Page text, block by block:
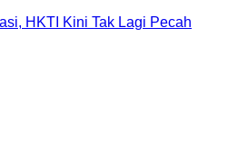
HKTI Kini Tak Lagi Pecah